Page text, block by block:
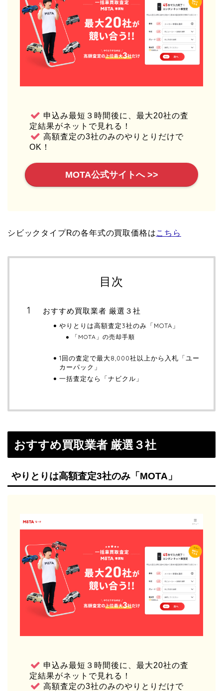
申込み最短３時間後に、最大20社の査
定結果がネットで見れる！
高額査定の3社のみのやりとりだけで
OK！
MOTA公式サイトへ >>
シビックタイプRの各年式の買取価格はこちら
目次
おすすめ買取業者 厳選３社
やりとりは高額査定3社のみ「MOTA」
「MOTA」の売却手順
1回の査定で最大8,000社以上から入札「ユー
カーパック」
一括査定なら「ナビクル」
おすすめ買取業者 厳選３社
やりとりは高額査定3社のみ「MOTA」
申込み最短３時間後に、最大20社の査
定結果がネットで見れる！
高額査定の3社のみのやりとりだけで